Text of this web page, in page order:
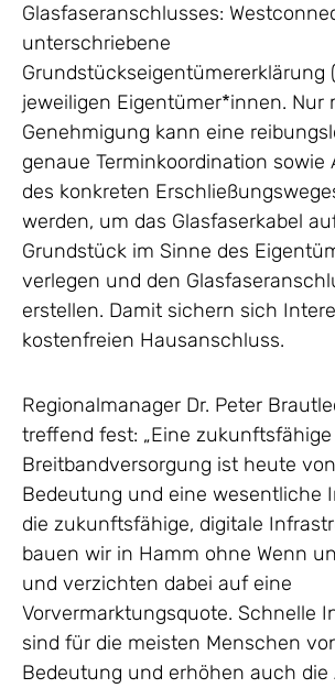
Glasfaseranschlusses:
unterschriebene
Grundstückseigentümererklärung
jeweiligen Eigentümer*innen. Nur
Genehmigung kann eine
genaue Terminkoordination sowie
des konkreten
werden, um das Glasfaserkabel
Grundstück im Sinne des
verlegen und den
erstellen. Damit sichern sich
kostenfreien Hausanschluss.
Regionalmanager Dr. Peter
treffend fest: „Eine zukunftsfähige
Breitbandversorgung ist heute
Bedeutung und eine wesentliche
die zukunftsfähige, digitale
bauen wir in Hamm ohne Wenn
und verzichten dabei auf eine
Vorvermarktungsquote. Schnelle
sind für die meisten Menschen
Bedeutung und erhöhen auch